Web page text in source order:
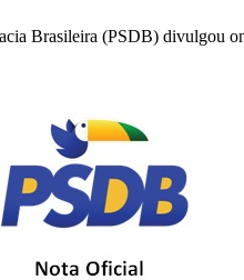
Brasileira (PSDB) divulgou